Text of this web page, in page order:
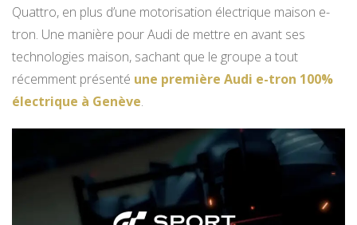
Quattro, en plus d’une motorisation électrique maison e-
tron. Une manière pour Audi de mettre en avant ses
technologies maison, sachant que le groupe a tout
récemment présenté une première Audi e-tron 100%
électrique à Genève.